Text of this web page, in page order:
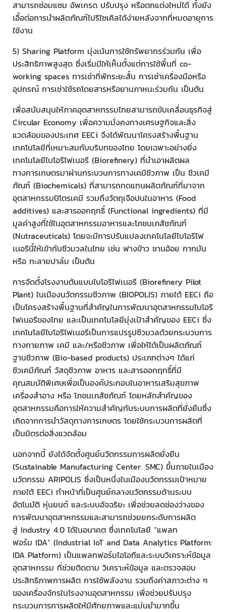
สามารถซ่อมแซม อัพเกรด ปรับปรุง หรือตกแต่งใหม่ได้ ทั้งยัง
เอื้อต่อการนำผลิตภัณฑ์ไปรีไซเคิลได้ง่ายหลังจากที่หมดอายุการ
ใช้งาน
5) Sharing Platform มุ่งเน้นการใช้ทรัพยากรร่วมกัน เพื่อ
ประสิทธิภาพสูงสุด ซึ่งเริ่มมีให้เห็นตั้งแต่การใช้พื้นที่ co-
working spaces การเช่าที่พักระยะสั้น การเช่าเครื่องมือหรือ
อุปกรณ์ การเช่าใช้รถโดยสารหรือยานภาหนะร่วมกัน เป็นต้น
เพื่อสนับสนุนให้ภาคอุตสาหกรรมไทยสามารถขับเคลื่อนธุรกิจสู่
Circular Economy เพื่อความมั่งคงทางเศรษฐกิจและสิ่ง
แวดล้อมของประเทศ EECi จึงได้พัฒนาโครงสร้างพื้นฐาน
เทคโนโลยีที่เหมาะสมกับบริบทของไทย โดยเฉพาะอย่างยิ่ง
เทคโนโลยีไบโอรีไฟเนอรี (Biorefinery) ที่นำเอาผลิตผล
ทางการเกษตรมาผ่านกระบวนการทางเคมีชีวภาพ เป็น ชีวเคมี
ภัณฑ์ (Biochemicals) ที่สามารถทดแทนผลิตภัณฑ์ที่มาจาก
อุตสาหกรรมปิโตรเคมี รวมถึงวัตถุเจือปนในอาหาร (Food
additives) และสารออกฤทธิ์ (Functional ingredients) ที่มี
มูลค่าสูงที่ใช้ในอุตสาหกรรมอาหารและโภชนเภสัชภัณฑ์
(Nutraceuticals) โดยจะมีการปรับแปลงเทคโนโลยีไบโอรีไฟ
เนอรีนี้ให้เข้ากับชีวมวลในไทย เช่น ฟางข้าว ชานอ้อย กากมัน
หรือ ทะลายปาล์ม เป็นต้น
การจัดตั้งโรงงานต้นแบบไบโอรีไฟเนอรี (Biorefinery Pilot
Plant) ในเมืองนวัตกรรมชีวภาพ (BIOPOLIS) ภายใต้ EECi ถือ
เป็นโครงสร้างพื้นฐานที่สำคัญในการพัฒนาอุตสาหกรรมไบโอรี
ไฟเนอรีของไทย และเป็นเทคโนโลยีมุ่งเป้าสำคัญของ EECi ซึ่ง
เทคโนโลยีไบโอรีไฟเนอรีเป็นการแปรรูปชีวมวลด้วยกระบวนการ
ทางกายภาพ เคมี และ/หรือชีวภาพ เพื่อให้ได้เป็นผลิตภัณฑ์
ฐานชีวภาพ (Bio-based products) ประเภทต่างๆ ได้แก่
ชีวเคมีภัณฑ์ วัสดุชีวภาพ อาหาร และสารออกฤทธิ์ที่มี
คุณสมบัติพิเศษเพื่อเป็นองค์ประกอบในอาหารเสริมสุขภาพ
เครื่องสำอาง หรือ โภชนเภสัชภัณฑ์ โดยหลักสำคัญของ
อุตสาหกรรมคือการให้ความสำคัญกับระบบการผลิตที่ยั่งยืนซึ่ง
เกิดจากการนำวัสดุทางการเกษตร โดยใช้กระบวนการผลิตที่
เป็นมิตรต่อสิ่งแวดล้อม
นอกจากนี้ ยังได้จัดตั้งศูนย์นวัตกรรมการผลิตยั่งยืน
(Sustainable Manufacturing Center: SMC) ขึ้นภายในเมือง
นวัตกรรม ARIPOLIS ซึ่งเป็นหนึ่งในเมืองนวัตกรรมเป้าหมาย
ภายใต้ EECi ทำหน้าที่เป็นศูนย์กลางนวัตกรรมด้านระบบ
อัตโนมัติ หุ่นยนต์ และระบบอัจฉริยะ เพื่อช่วยลดช่องว่างของ
การพัฒนาอุตสาหกรรมและสามารถช่วยยกระดับการผลิต
สู่ Industry 4.0 ได้ในอนาคต ซึ่งเทคโนโลยี “แพลท
ฟอร์ม IDA” (Industrial IoT and Data Analytics Platform:
IDA Platform) เป็นแพลทฟอร์มไอโอทีและระบบวิเคราะห์ข้อมูล
อุตสาหกรรม ที่ช่วยติดตาม วิเคราะห์ข้อมูล และตรวจสอบ
ประสิทธิภาพการผลิต การใช้พลังงาน รวมถึงค่าสภาวะต่าง ๆ
ของเครื่องจักรในโรงงานอุตสาหกรรม เพื่อช่วยปรับปรุง
กระบวนการการผลิตให้มีศักยภาพและแม่นยำมากขึ้น